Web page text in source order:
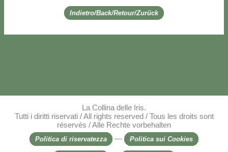
Indietro/Back/Retour/Zurück
La Collina delle Iris.
Tutti i diritti riservati / All rights reserved / Tous les droits sont
réservés / Alle Rechte vorbehalten
Politica di riservatezza — Politica sui Cookies